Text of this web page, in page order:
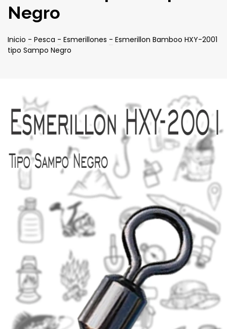
Negro
Inicio - Pesca - Esmerillones - Esmerillon Bamboo HXY-2001
tipo Sampo Negro